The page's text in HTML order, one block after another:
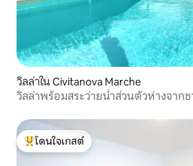
วิลล่าใน Civitanova Marche
วิลล่าพร้อมสระว่ายน้ำส่วนตัวห่างจากช
โดนใจเกสต์ที่สุด
โดนใจเกสต์